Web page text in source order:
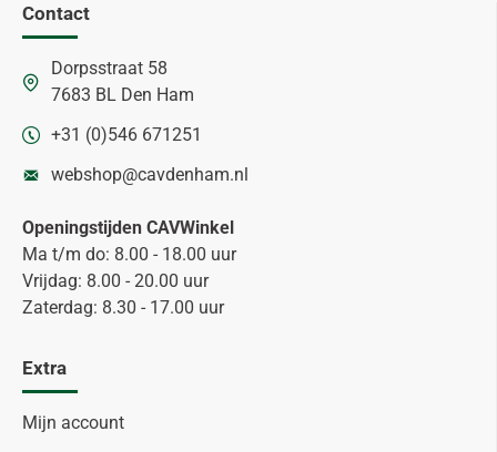
Contact
Dorpsstraat 58
7683 BL Den Ham
+31 (0)546 671251
webshop@cavdenham.nl
Openingstijden CAVWinkel
Ma t/m do: 8.00 - 18.00 uur
Vrijdag: 8.00 - 20.00 uur
Zaterdag: 8.30 - 17.00 uur
Extra
Mijn account